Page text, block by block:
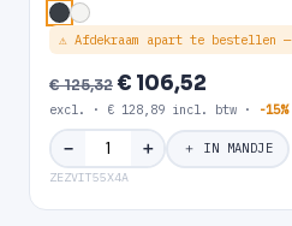
⚠ Afdekraam apart te bestellen
€ 125,32€ 106,52
excl. · € 128,89 incl. btw · -15%
− ＋ ＋ IN MANDJE
ZEZVIT55X4A